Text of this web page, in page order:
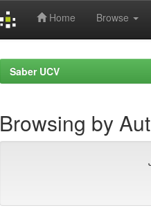
Home Browse
Saber UCV
Browsing by